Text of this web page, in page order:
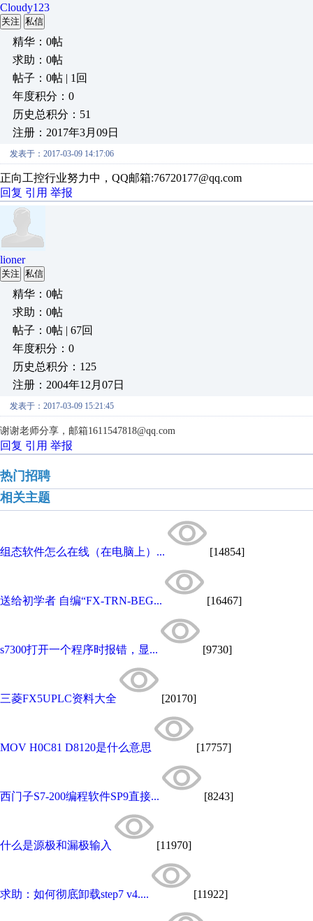
Cloudy123
关注 私信
精华：0帖
求助：0帖
帖子：0帖 | 1回
年度积分：0
历史总积分：51
注册：2017年3月09日
发表于：2017-03-09 14:17:06
正向工控行业努力中，QQ邮箱:76720177@qq.com
回复 引用 举报
lioner
关注 私信
精华：0帖
求助：0帖
帖子：0帖 | 67回
年度积分：0
历史总积分：125
注册：2004年12月07日
发表于：2017-03-09 15:21:45
谢谢老师分享，邮箱1611547818@qq.com
回复 引用 举报
热门招聘
相关主题
组态软件怎么在线（在电脑上）... [14854]
送给初学者 自编“FX-TRN-BEG... [16467]
s7300打开一个程序时报错，显... [9730]
三菱FX5UPLC资料大全 [20170]
MOV H0C81 D8120是什么意思 [17757]
西门子S7-200编程软件SP9直接... [8243]
什么是源极和漏极输入 [11970]
求助：如何彻底卸载step7 v4.... [11922]